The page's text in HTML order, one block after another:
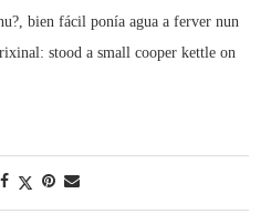
bien fácil ponía agua a ferver nun
stood a small cooper kettle on